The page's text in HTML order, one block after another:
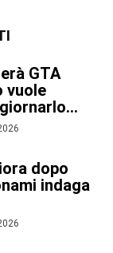
GTA
vuole
dopo
indaga